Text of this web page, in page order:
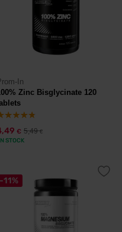
In
Zinc Bisglycinate 120
€ 5,49€
STOCK
-11%